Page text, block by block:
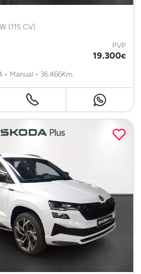
(115 CV)
PVP
19.300€
• Manual • 36.466Km.